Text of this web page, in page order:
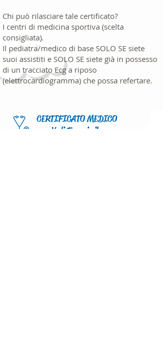
Chi può rilasciare tale certificato?
I centri di medicina sportiva (scelta
consigliata).
Il pediatra/medico di base SOLO SE siete
suoi assistiti e SOLO SE siete già in possesso
di un tracciato Ecg a riposo
(elettrocardiogramma) che possa refertare.
CERTIFICATO MEDICO
Vedi Fac-simile